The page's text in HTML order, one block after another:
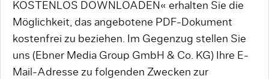
KOSTENLOS DOWNLOADEN« erhalten Sie die
Möglichkeit, das angebotene PDF-Dokument
kostenfrei zu beziehen. Im Gegenzug stellen Sie
uns (Ebner Media Group GmbH & Co. KG) Ihre E-
Mail-Adresse zu folgenden Zwecken zur